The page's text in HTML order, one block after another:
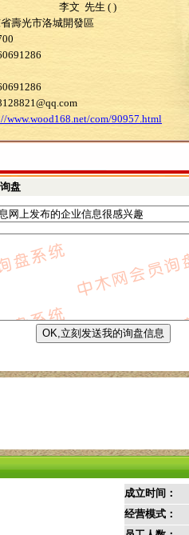
李文 先生 ( )
光市洛城開發區
www.wood168.net/com/90957.html
盘
成立时间：
经营模式：